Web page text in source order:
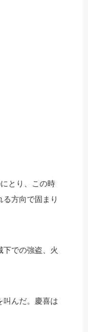
とり、
この時
方向で固まり
下での強盗、火
んだ。
慶喜は